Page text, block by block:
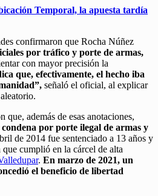
Temporal, la apuesta tardía
confirmaron que Rocha Núñez
por tráfico y porte de armas,
con mayor precisión la
que, efectivamente, el hecho iba
señaló el oficial, al explicar
que, además de esas anotaciones,
por porte ilegal de armas y
de 2014 fue sentenciado a 13 años y
cumplió en la cárcel de alta
. En marzo de 2021, un
el beneficio de libertad